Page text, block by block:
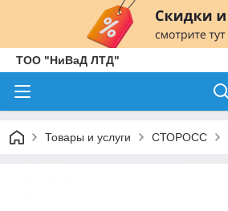
ТОО "НиВаД ЛТД"
Товары и услуги СТОРОСС